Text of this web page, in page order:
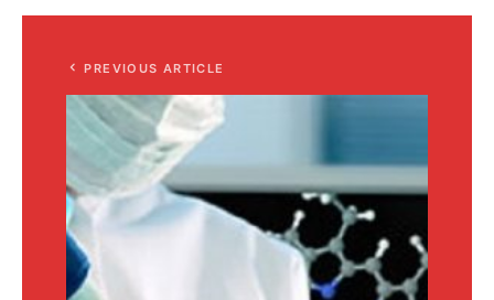
PREVIOUS ARTICLE